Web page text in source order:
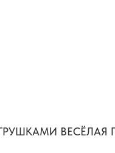
ВЕСЁЛАЯ